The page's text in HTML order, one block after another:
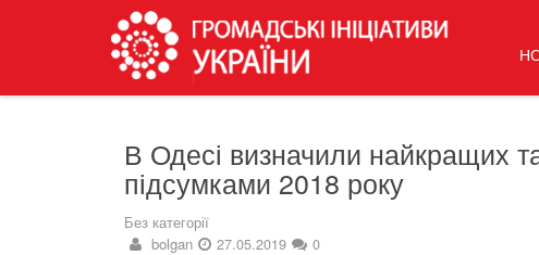
В Одесі визначили найкращих
підсумками 2018 року
Без категорії
bolgan 27.05.2019
0